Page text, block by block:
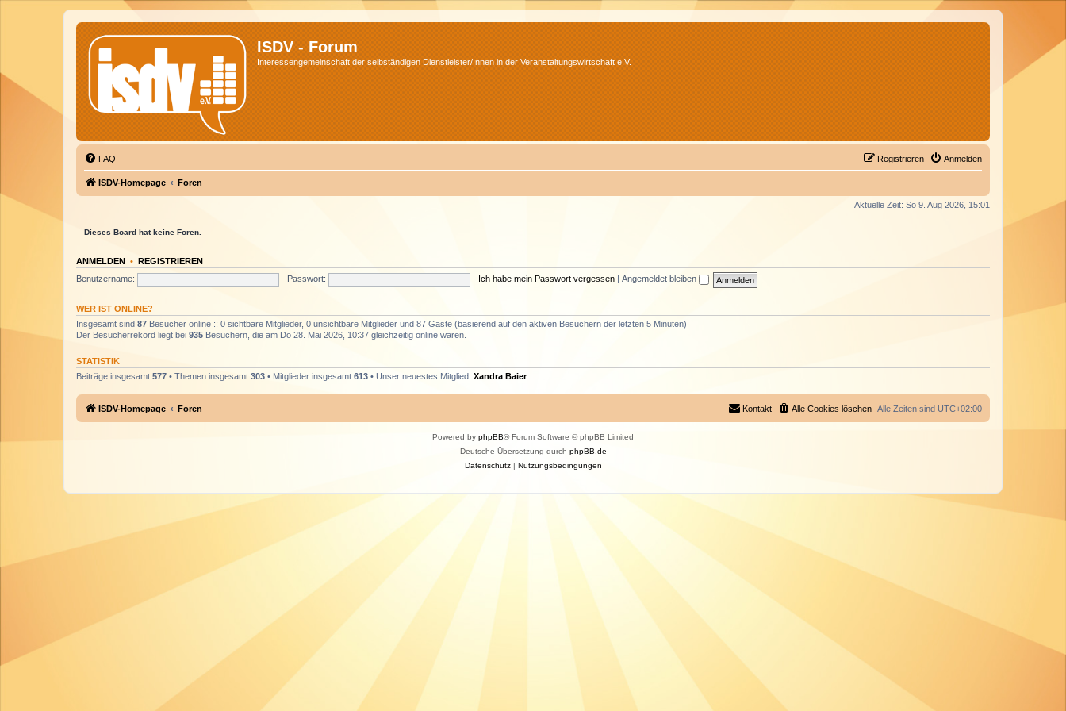
ISDV - Forum
Interessengemeinschaft der selbständigen Dienstleister/Innen in der Veranstaltungswirtschaft e.V.
FAQ Anmelden
Registrieren
ISDV-Homepage Foren
Aktuelle Zeit: So 9. Aug 2026, 15:01
Dieses Board hat keine Foren.
ANMELDEN • REGISTRIEREN
Benutzername:
Passwort: Ich habe mein Passwort vergessen Angemeldet bleiben
WER IST ONLINE?
Insgesamt sind 87 Besucher online :: 0 sichtbare Mitglieder, 0 unsichtbare Mitglieder und 87 Gäste (basierend auf den aktiven Besuchern der letzten 5 Minuten)
Der Besucherrekord liegt bei 935 Besuchern, die am Do 28. Mai 2026, 10:37 gleichzeitig online waren.
STATISTIK
Beiträge insgesamt 577 • Themen insgesamt 303 • Mitglieder insgesamt 613 • Unser neuestes Mitglied: Xandra Baier
ISDV-Homepage Foren Alle Zeiten sind UTC+02:00
Alle Cookies löschen
Kontakt
Powered by phpBB® Forum Software © phpBB Limited
Deutsche Übersetzung durch phpBB.de
Datenschutz| Nutzungsbedingungen